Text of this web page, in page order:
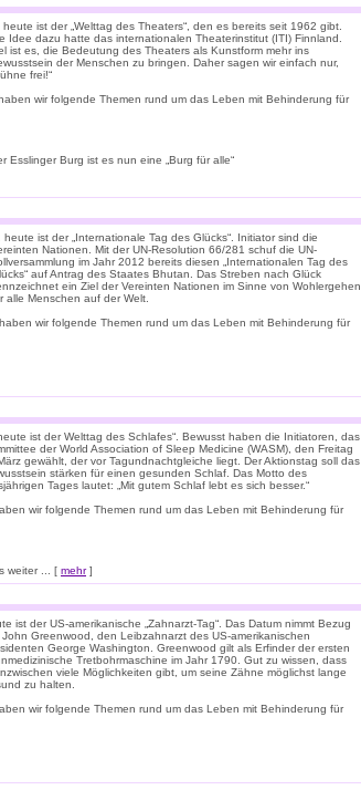
heute ist der „Welttag des Theaters“, den es bereits seit 1962 gibt.
Idee dazu hatte das internationalen Theaterinstitut (ITI) Finnland.
ist es, die Bedeutung des Theaters als Kunstform mehr ins
der Menschen zu bringen. Daher sagen wir einfach nur,
frei!“
wir folgende Themen rund um das Leben mit Behinderung für
Esslinger Burg ist es nun eine „Burg für alle“
heute ist der „Internationale Tag des Glücks“. Initiator sind die
Nationen. Mit der UN-Resolution 66/281 schuf die UN-
im Jahr 2012 bereits diesen „Internationalen Tag des
auf Antrag des Staates Bhutan. Das Streben nach Glück
ein Ziel der Vereinten Nationen im Sinne von Wohlergehen
alle Menschen auf der Welt.
wir folgende Themen rund um das Leben mit Behinderung für
ist der Welttag des Schlafes“. Bewusst haben die Initiatoren, das
der World Association of Sleep Medicine (WASM), den Freitag
gewählt, der vor Tagundnachtgleiche liegt. Der Aktionstag soll das
stärken für einen gesunden Schlaf. Das Motto des
Tages lautet: „Mit gutem Schlaf lebt es sich besser.“
wir folgende Themen rund um das Leben mit Behinderung für
weiter ... [ mehr]
ist der US-amerikanische „Zahnarzt-Tag“. Das Datum nimmt Bezug
Greenwood, den Leibzahnarzt des US-amerikanischen
George Washington. Greenwood gilt als Erfinder der ersten
Tretbohrmaschine im Jahr 1790. Gut zu wissen, dass
viele Möglichkeiten gibt, um seine Zähne möglichst lange
zu halten.
wir folgende Themen rund um das Leben mit Behinderung für